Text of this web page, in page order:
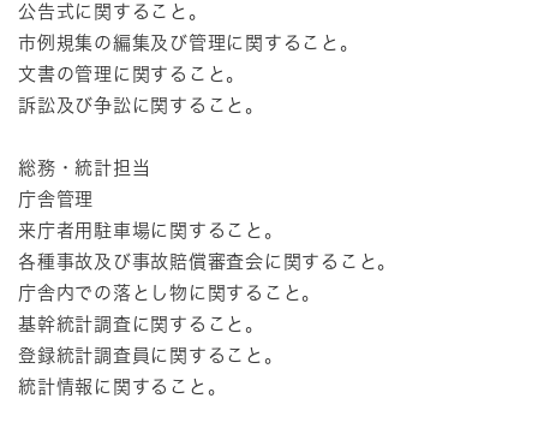
公告式に関すること。
市例規集の編集及び管理に関すること。
文書の管理に関すること。
訴訟及び争訟に関すること。
総務・統計担当
庁舎管理
来庁者用駐車場に関すること。
各種事故及び事故賠償審査会に関すること。
庁舎内での落とし物に関すること。
基幹統計調査に関すること。
登録統計調査員に関すること。
統計情報に関すること。